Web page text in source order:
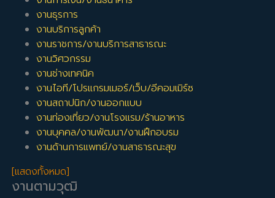
งานธุรการ
งานบริการลูกค้า
งานราชการ/งานบริการสาธารณะ
งานวิศวกรรม
งานช่างเทคนิค
งานไอที/โปรแกรมเมอร์/เว็บ/อีคอมเมิร์ซ
งานสถาปนิก/งานออกแบบ
งานท่องเที่ยว/งานโรงแรม/ร้านอาหาร
งานบุคคล/งานพัฒนา/งานฝึกอบรม
งานด้านการแพทย์/งานสาธารณะสุข
[แสดงทั้งหมด]
งานตามวุฒิ